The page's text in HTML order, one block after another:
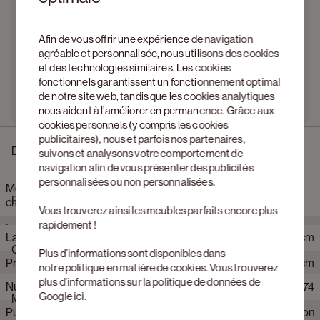
Afin de vous offrir une expérience de navigation
agréable et personnalisée, nous utilisons des cookies
et des technologies similaires. Les cookies
fonctionnels garantissent un fonctionnement optimal
de notre site web, tandis que les cookies analytiques
nous aident à l’améliorer en permanence. Grâce aux
cookies personnels (y compris les cookies
publicitaires), nous et parfois nos partenaires,
suivons et analysons votre comportement de
navigation afin de vous présenter des publicités
personnalisées ou non personnalisées.
Vous trouverez ainsi les meubles parfaits encore plus
rapidement !
Plus d’informations sont disponibles dans
notrepolitique en matière de cookies. Vous trouverez
plus d’informations sur la politique de données de
Googleici.
Description
Meuble tv Arno en chêne noir avec pieds carrés 150 x 45 x 52
cm
La simplicité dans son expression la plus pure. Arno se
caractérise par des lignes droites, des tons de bois chauds et
des façades sans poignées qui apporteront de la sérénité
dans votre intérieur. L’association des portes et des tiroirs crée
un ensemble clair et soigné, subtilement accentué par de fines
ombres sur les côtés. Du meuble TV au buffet et à l’armoire de
bar : une série intemporelle, de forme minimaliste et pratique à
Dimensions
Largeur
150 cm
Profondeur
45 cm
Hauteur
52 cm
Caractéristiques
Numéro d'article Web
69399+121074
Push to open
Non
Matériaux et couleur